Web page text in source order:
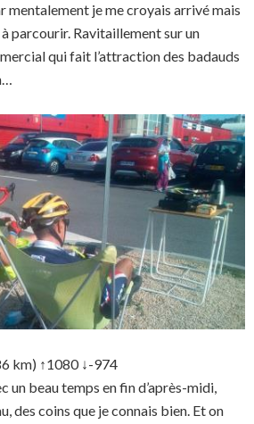
mentalement je me croyais arrivé mais
parcourir. Ravitaillement sur un
qui fait l’attraction des badauds
km) ↑1080 ↓-974
un beau temps en fin d’après-midi,
des coins que je connais bien. Et on